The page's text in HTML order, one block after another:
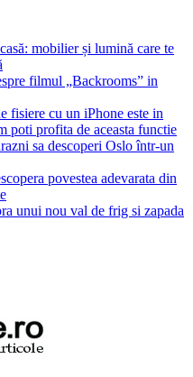
mobilier și lumină care te
filmul „Backrooms” in
fisiere cu un iPhone este in
poti profita de aceasta functie
sa descoperi Oslo într-un
povestea adevarata din
unui nou val de frig si zapada